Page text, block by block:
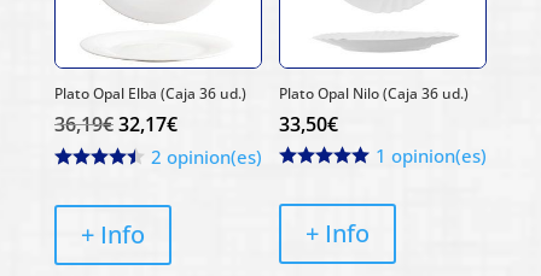
Plato Opal Elba (Caja 36 ud.)
36,19€32,17€
2 opinion(es)
+ Info
Plato Opal Nilo (Caja 36 ud.)
33,50€
1 opinion(es)
+ Info